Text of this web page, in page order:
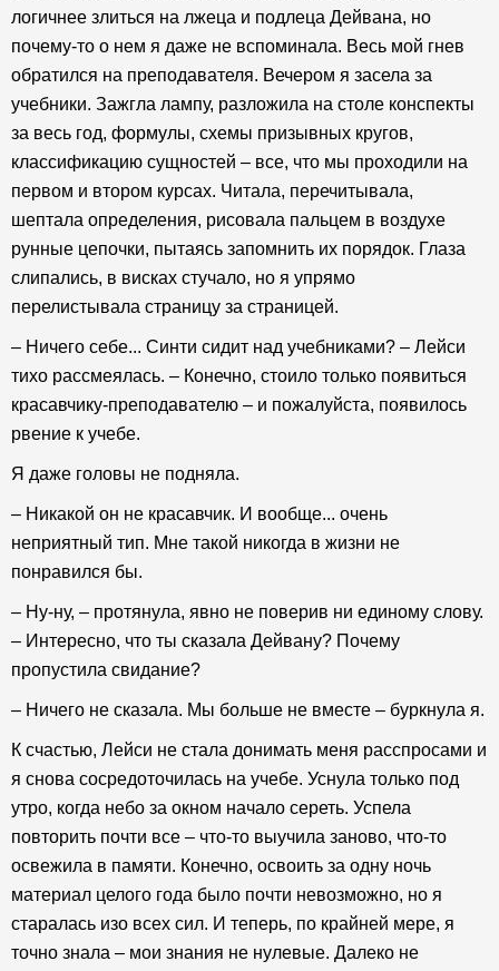
логичнее злиться на лжеца и подлеца Дейвана, но
почему-то о нем я даже не вспоминала. Весь мой гнев
обратился на преподавателя. Вечером я засела за
учебники. Зажгла лампу, разложила на столе конспекты
за весь год, формулы, схемы призывных кругов,
классификацию сущностей – все, что мы проходили на
первом и втором курсах. Читала, перечитывала,
шептала определения, рисовала пальцем в воздухе
рунные цепочки, пытаясь запомнить их порядок. Глаза
слипались, в висках стучало, но я упрямо
перелистывала страницу за страницей.
– Ничего себе... Синти сидит над учебниками? – Лейси
тихо рассмеялась. – Конечно, стоило только появиться
красавчику-преподавателю – и пожалуйста, появилось
рвение к учебе.
Я даже головы не подняла.
– Никакой он не красавчик. И вообще... очень
неприятный тип. Мне такой никогда в жизни не
понравился бы.
– Ну-ну, – протянула, явно не поверив ни единому слову.
– Интересно, что ты сказала Дейвану? Почему
пропустила свидание?
– Ничего не сказала. Мы больше не вместе – буркнула я.
К счастью, Лейси не стала донимать меня расспросами и
я снова сосредоточилась на учебе. Уснула только под
утро, когда небо за окном начало сереть. Успела
повторить почти все – что-то выучила заново, что-то
освежила в памяти. Конечно, освоить за одну ночь
материал целого года было почти невозможно, но я
старалась изо всех сил. И теперь, по крайней мере, я
точно знала – мои знания не нулевые. Далеко не